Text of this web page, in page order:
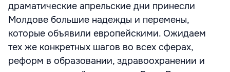
драматические апрельские дни принесли
Молдове большие надежды и перемены,
которые объявили европейскими. Ожидаем
тех же конкретных шагов во всех сферах,
реформ в образовании, здравоохранении и